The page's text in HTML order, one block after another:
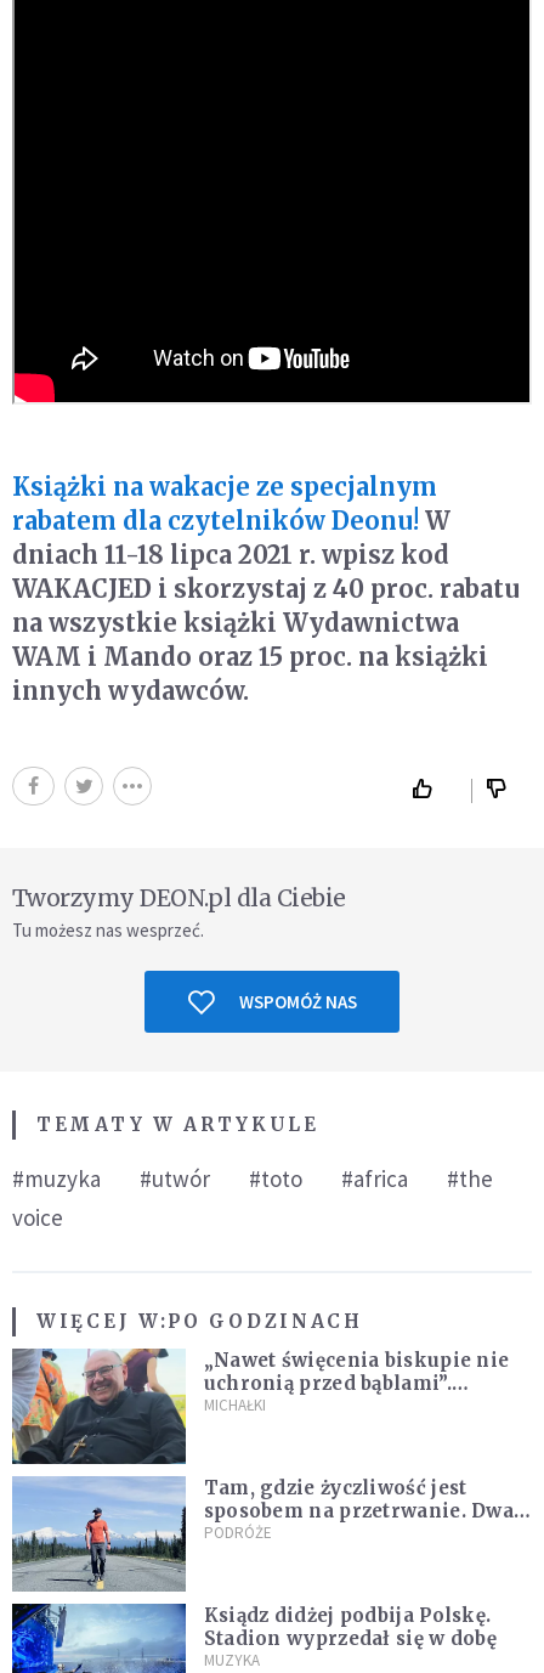
Książki na wakacje ze specjalnym
rabatem dla czytelników Deonu! W
dniach 11-18 lipca 2021 r. wpisz kod
WAKACJED i skorzystaj z 40 proc. rabatu
na wszystkie książki Wydawnictwa
WAM i Mando oraz 15 proc. na książki
innych wydawców.
Tworzymy DEON.pl dla Ciebie
Tu możesz nas wesprzeć.
WSPOMÓŻ NAS
TEMATY W ARTYKULE
#muzyka #utwór #toto #africa
#the
voice
WIĘCEJ W:PO GODZINACH
„Nawet święcenia biskupie nie
uchronią przed bąblami”.
Archidiecezja pokazała
MICHAŁKI
Tam, gdzie życzliwość jest
sposobem na przetrwanie. Dwa
tygodnie na Alasce [REPORTAŻ]
PODRÓŻE
Ksiądz didżej podbija Polskę.
Stadion wyprzedał się w dobę
MUZYKA